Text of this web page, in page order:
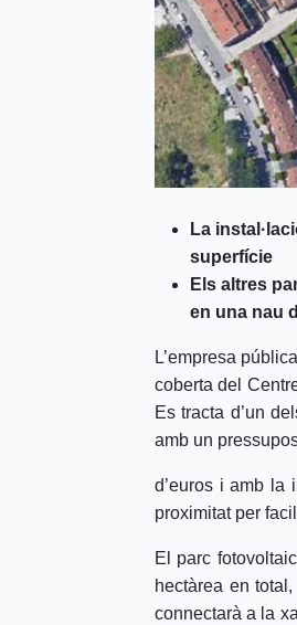
La
superfície
Els altres
en una nau
L’empresa
coberta del
Es tracta d’un
amb un
d’euros i amb la
proximitat per
El parc
hectàrea en
connectarà a la